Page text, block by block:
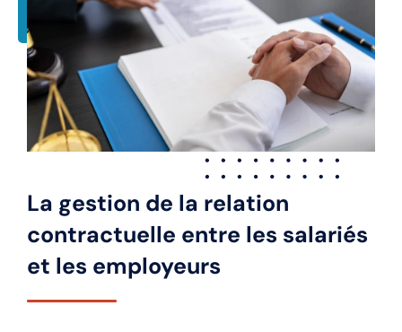
La gestion de la relation
contractuelle entre les salariés
et les employeurs